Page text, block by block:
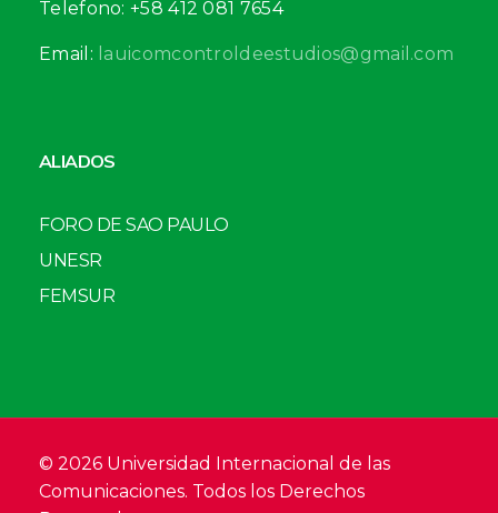
Telefono: +58 412 081 7654
Email: lauicomcontroldeestudios@gmail.com
ALIADOS
FORO DE SAO PAULO
UNESR
FEMSUR
© 2026 Universidad Internacional de las
Comunicaciones. Todos los Derechos